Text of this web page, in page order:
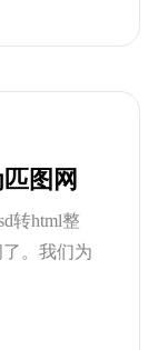
图网
转html整
。我们为